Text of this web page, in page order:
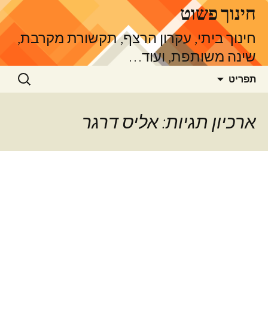
לדלג
לתוכןחינוך פשוט
חינוך ביתי, עקרון הרצף, תקשורת מקרבת,
שינה משותפת, ועוד…
תפריט חיפוש:
ארכיון תגיות: אליס דרגר